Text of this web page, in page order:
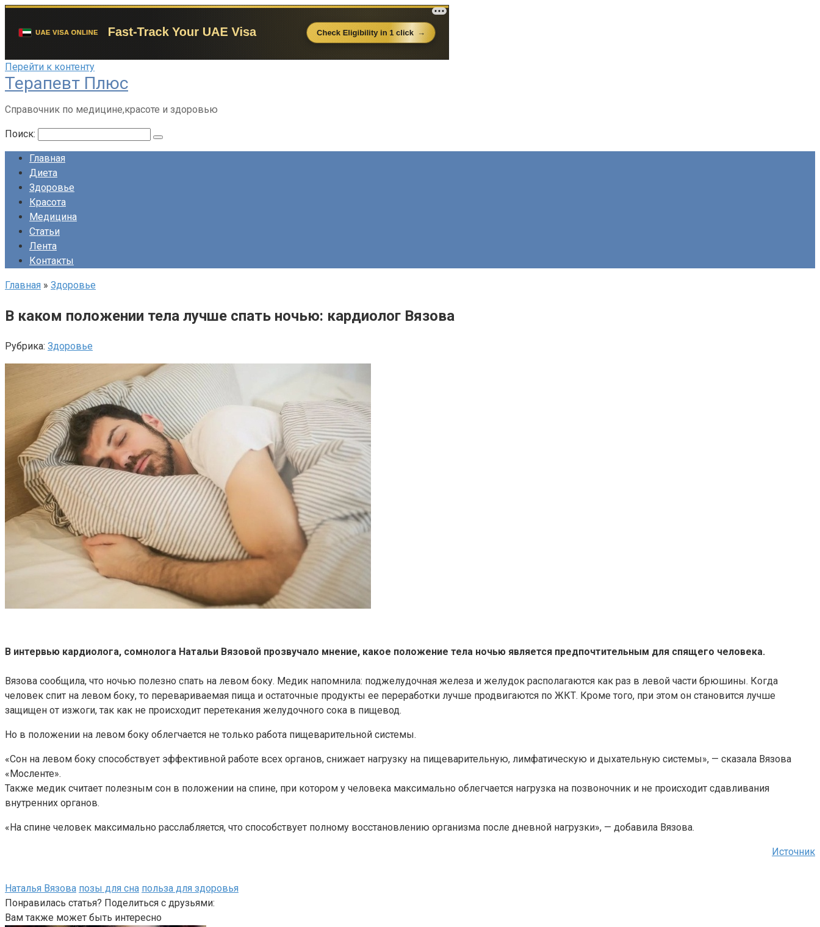
Перейти к контенту
Терапевт Плюс
Справочник по медицине,красоте и здоровью
Поиск:
Главная
Диета
Здоровье
Красота
Медицина
Статьи
Лента
Контакты
Главная » Здоровье
В каком положении тела лучше спать ночью: кардиолог Вязова
Рубрика: Здоровье
В интервью кардиолога, сомнолога Натальи Вязовой прозвучало мнение, какое положение тела ночью является предпочтительным для спящего человека.
Вязова сообщила, что ночью полезно спать на левом боку. Медик напомнила: поджелудочная железа и желудок располагаются как раз в левой части брюшины. Когда
человек спит на левом боку, то перевариваемая пища и остаточные продукты ее переработки лучше продвигаются по ЖКТ. Кроме того, при этом он становится лучше
защищен от изжоги, так как не происходит перетекания желудочного сока в пищевод.
Но в положении на левом боку облегчается не только работа пищеварительной системы.
«Сон на левом боку способствует эффективной работе всех органов, снижает нагрузку на пищеварительную, лимфатическую и дыхательную системы», — сказала Вязова
«Мосленте».
Также медик считает полезным сон в положении на спине, при котором у человека максимально облегчается нагрузка на позвоночник и не происходит сдавливания
внутренних органов.
«На спине человек максимально расслабляется, что способствует полному восстановлению организма после дневной нагрузки», — добавила Вязова.
Источник
Наталья Вязова позы для сна польза для здоровья
Понравилась статья? Поделиться с друзьями:
Вам также может быть интересно